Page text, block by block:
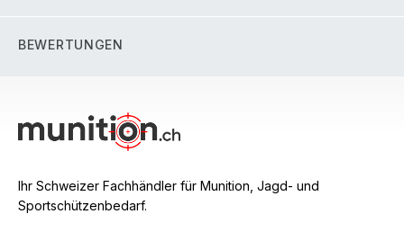
BEWERTUNGEN
Ihr Schweizer Fachhändler für Munition, Jagd- und
Sportschützenbedarf.